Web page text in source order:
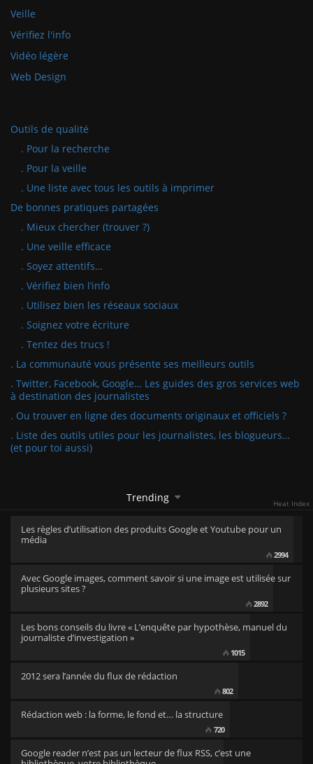
Veille
Vérifiez l'info
Vidéo légère
Web Design
Outils de qualité
. Pour la recherche
. Pour la veille
. Une liste avec tous les outils à imprimer
De bonnes pratiques partagées
. Mieux chercher (trouver ?)
. Une veille efficace
. Soyez attentifs…
. Vérifiez bien l’info
. Utilisez bien les réseaux sociaux
. Soignez votre écriture
. Tentez des trucs !
. La communauté vous présente ses meilleurs outils
. Twitter, Facebook, Google… Les guides des gros services web
à destination des journalistes
. Ou trouver en ligne des documents originaux et officiels ?
. Liste des outils utiles pour les journalistes, les blogueurs…
(et pour toi aussi)
Trending Heat Index
Les règles d’utilisation des produits Google et Youtube pour un
média
2994
Avec Google images, comment savoir si une image est utilisée sur
plusieurs sites ?
2892
Les bons conseils du livre « L’enquête par hypothèse, manuel du
journaliste d’investigation »
1015
2012 sera l’année du flux de rédaction
802
Rédaction web : la forme, le fond et… la structure
720
Google reader n’est pas un lecteur de flux RSS, c’est une